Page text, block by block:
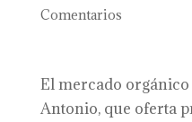
Comentarios
El mercado
Antonio, que oferta